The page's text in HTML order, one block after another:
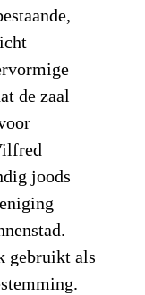
de zaal
joods
gebruikt als